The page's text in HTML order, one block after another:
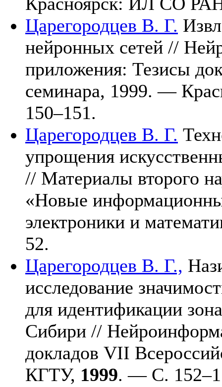
Царегородцев В. Г.
нейронных сетей //
приложения: Тезисы
семинара, 1999. —
150–151.
Царегородцев В. Г.
упрощения
// Материалы второго
«Новые
электроники и
52.
Царегородцев В. Г.,
исследование
для идентификации
Сибири //
докладов VII
КГТУ, 1999. — C. 1